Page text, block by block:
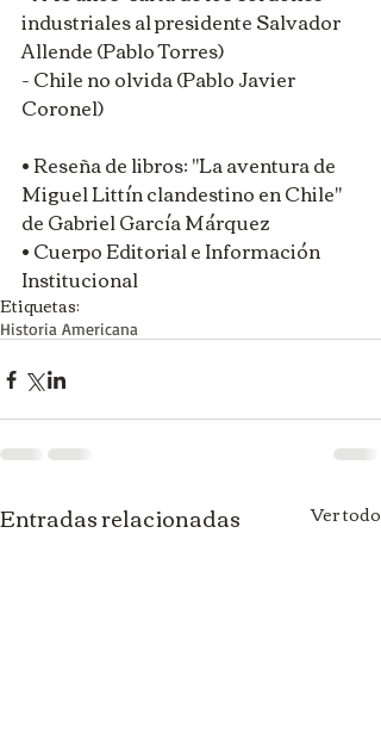
industriales al presidente Salvador
Allende (Pablo Torres)
- Chile no olvida (Pablo Javier
Coronel)
• Reseña de libros: "La aventura de
Miguel Littín clandestino en Chile"
de Gabriel García Márquez
• Cuerpo Editorial e Información
Institucional
Etiquetas:
Historia Americana
Entradas relacionadas Ver todo